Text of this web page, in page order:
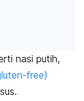
nasi putih,
free)